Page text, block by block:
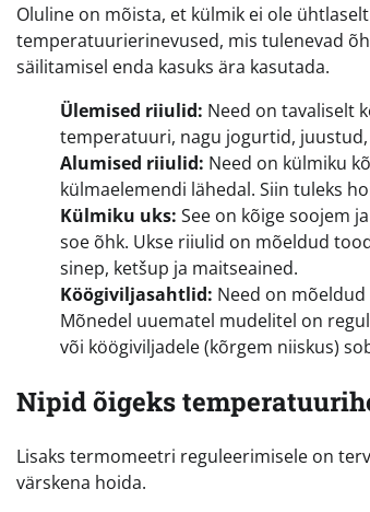
Oluline on mõista, et külmik ei ole
temperatuurierinevused, mis tulenevad
säilitamisel enda kasuks ära kasutada.
Ülemised riiulid: Need on tavaliselt
temperatuuri, nagu jogurtid,
Alumised riiulid: Need on külmiku
külmaelemendi lähedal. Siin tuleks
Külmiku uks: See on kõige soojem
soe õhk. Ukse riiulid on mõeldud
sinep, ketšup ja maitseained.
Köögiviljasahtlid: Need on
Mõnedel uuematel mudelitel on
või köögiviljadele (kõrgem niiskus)
Nipid õigeks
Lisaks termomeetri reguleerimisele on
värskena hoida.